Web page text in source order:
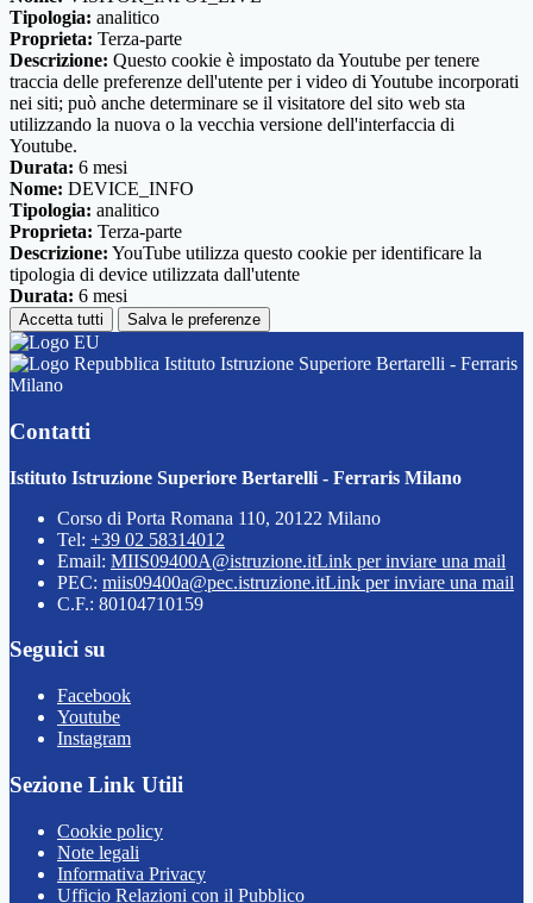
Tipologia: analitico
Proprieta: Terza-parte
Descrizione: Questo cookie è impostato da Youtube per tenere
traccia delle preferenze dell'utente per i video di Youtube incorporati
nei siti; può anche determinare se il visitatore del sito web sta
utilizzando la nuova o la vecchia versione dell'interfaccia di
Youtube.
Durata: 6 mesi
Nome: DEVICE_INFO
Tipologia: analitico
Proprieta: Terza-parte
Descrizione: YouTube utilizza questo cookie per identificare la
tipologia di device utilizzata dall'utente
Durata: 6 mesi
Accetta tutti Salva le preferenze
Istituto Istruzione Superiore Bertarelli - Ferraris
Milano
Contatti
Istituto Istruzione Superiore Bertarelli - Ferraris Milano
Corso di Porta Romana 110, 20122 Milano
Tel: +39 02 58314012
Email: MIIS09400A@istruzione.itLink per inviare una mail
PEC: miis09400a@pec.istruzione.itLink per inviare una mail
C.F.: 80104710159
Seguici su
Facebook
Youtube
Instagram
Sezione Link Utili
Cookie policy
Note legali
Informativa Privacy
Ufficio Relazioni con il Pubblico